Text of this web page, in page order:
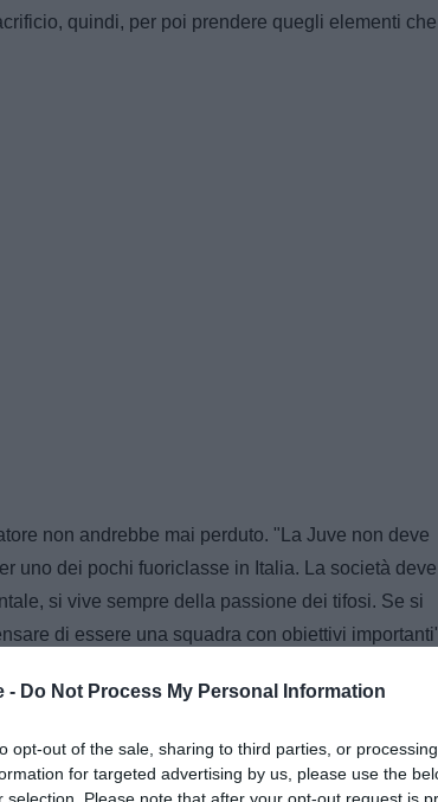
- Do Not Process My Personal Information
opt-out of the sale, sharing to third parties, or
for targeted advertising by us, please use the
selection. Please note that after your opt-out request is
quindi, per poi prendere quegli elementi
non andrebbe mai perduto. "La Juve non deve
uno dei pochi fuoriclasse in Italia. La società deve
si vive sempre della passione dei tifosi. Se si
di essere una squadra con obiettivi
Infine
un'identica linea di mercato traComollie
su giocatori di esperienza e personalità, Comolli
paga poi ancora un mercato inesistente a